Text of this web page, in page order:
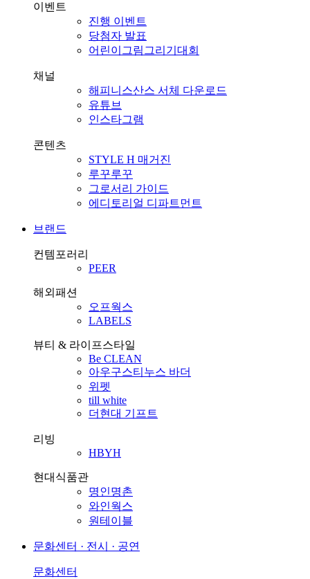
이벤트
진행 이벤트
당첨자 발표
어린이그림그리기대회
채널
해피니스산스 서체 다운로드
유튜브
인스타그램
콘텐츠
STYLE H 매거진
루꾸루꾸
그로서리 가이드
에디토리얼 디파트먼트
브랜드
컨템포러리
PEER
해외패션
오프웍스
LABELS
뷰티 & 라이프스타일
Be CLEAN
아우구스티누스 바더
위펫
till white
더현대 기프트
리빙
HBYH
현대식품관
명인명촌
와인웍스
원테이블
문화센터 · 전시 · 공연
문화센터